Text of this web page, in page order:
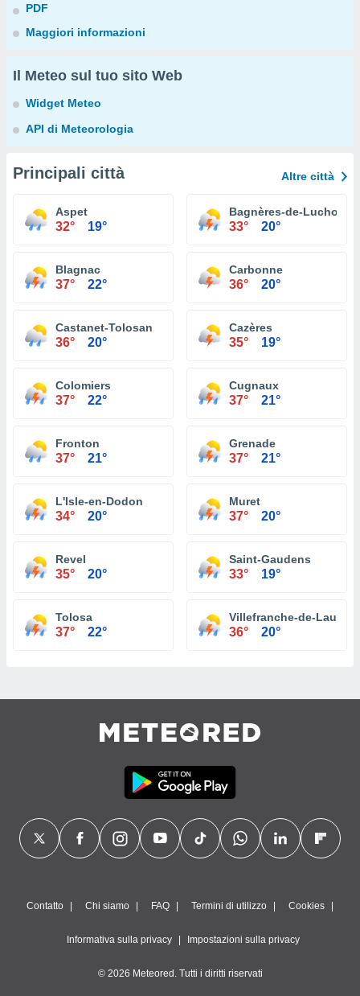
PDF
Maggiori informazioni
Il Meteo sul tuo sito Web
Widget Meteo
API di Meteorologia
Principali città Altre città
Aspet
32° 19°
Bagnères-de-Luchon
33° 20°
Blagnac
37° 22°
Carbonne
36° 20°
Castanet-Tolosan
36° 20°
Cazères
35° 19°
Colomiers
37° 22°
Cugnaux
37° 21°
Fronton
37° 21°
Grenade
37° 21°
L'Isle-en-Dodon
34° 20°
Muret
37° 20°
Revel
35° 20°
Saint-Gaudens
33° 19°
Tolosa
37° 22°
Villefranche-de-
36° 20°
Contatto Chi siamo FAQ Termini di utilizzo Cookies
Informativa sulla privacy Impostazioni sulla privacy
© 2026 Meteored. Tutti i diritti riservati